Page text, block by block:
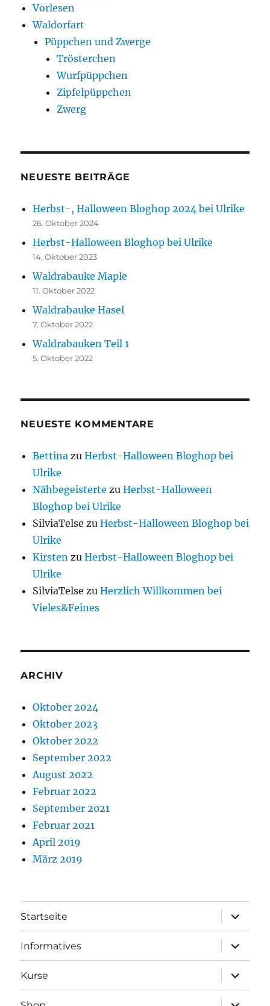
Vorlesen
Waldorfart
Püppchen und Zwerge
Trösterchen
Wurfpüppchen
Zipfelpüppchen
Zwerg
NEUESTE BEITRÄGE
Herbst-, Halloween Bloghop 2024 bei Ulrike
26. Oktober 2024
Herbst-Halloween Bloghop bei Ulrike
14. Oktober 2023
Waldrabauke Maple
11. Oktober 2022
Waldrabauke Hasel
7. Oktober 2022
Waldrabauken Teil 1
5. Oktober 2022
NEUESTE KOMMENTARE
Bettina zuHerbst-Halloween Bloghop bei
Ulrike
Nähbegeisterte zuHerbst-Halloween
Bloghop bei Ulrike
SilviaTelse zuHerbst-Halloween Bloghop bei
Ulrike
Kirsten zuHerbst-Halloween Bloghop bei
Ulrike
SilviaTelse zuHerzlich Willkommen bei
Vieles&Feines
ARCHIV
Oktober 2024
Oktober 2023
Oktober 2022
September 2022
August 2022
Februar 2022
September 2021
Februar 2021
April 2019
März 2019
Startseite
öffnen
Informatives
öffnen
Kurse
öffnen